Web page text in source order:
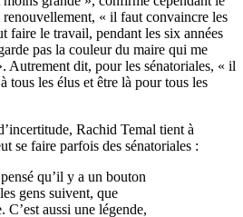
renouvellement, « il faut convaincre les
faire le travail, pendant les six années
pas la couleur du maire qui me
Autrement dit, pour les sénatoriales, « il
tous les élus et être là pour tous les
Rachid Temal tient à
se faire parfois des sénatoriales :
qu’il y a un bouton
gens suivent, que
C’est aussi une légende,